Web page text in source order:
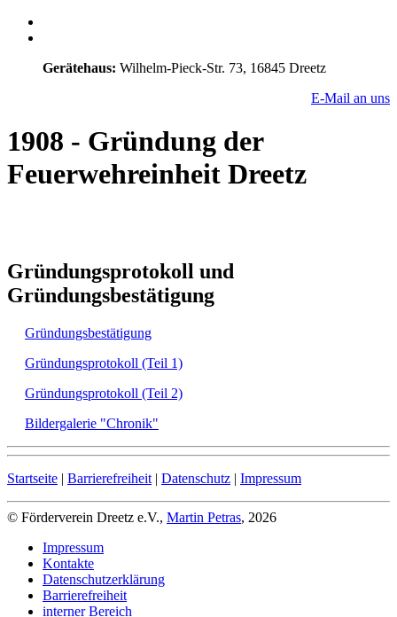
Gerätehaus: Wilhelm-Pieck-Str. 73, 16845 Dreetz
E-Mail an uns
1908 - Gründung der
Feuerwehreinheit Dreetz
Gründungsprotokoll und
Gründungsbestätigung
Gründungsbestätigung
Gründungsprotokoll (Teil 1)
Gründungsprotokoll (Teil 2)
Bildergalerie "Chronik"
Startseite | Barrierefreiheit | Datenschutz | Impressum
© Förderverein Dreetz e.V., Martin Petras, 2026
Impressum
Kontakte
Datenschutzerklärung
Barrierefreiheit
interner Bereich